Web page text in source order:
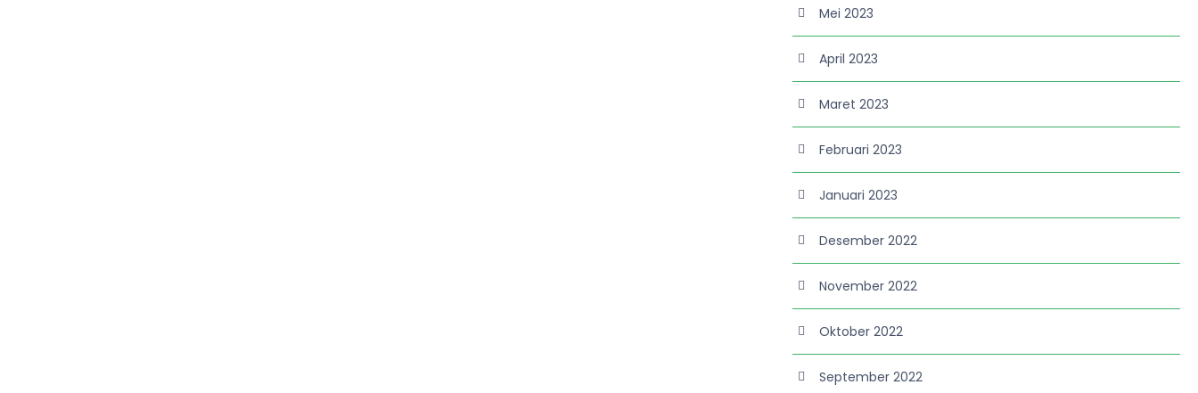
Mei 2023
April 2023
Maret 2023
Februari 2023
Januari 2023
Desember 2022
November 2022
Oktober 2022
September 2022